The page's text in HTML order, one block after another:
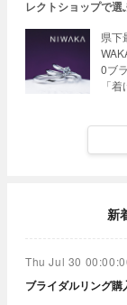
レクトショップで
県下
0ブ
「
新
Thu Jul 30
ブライダルリング購